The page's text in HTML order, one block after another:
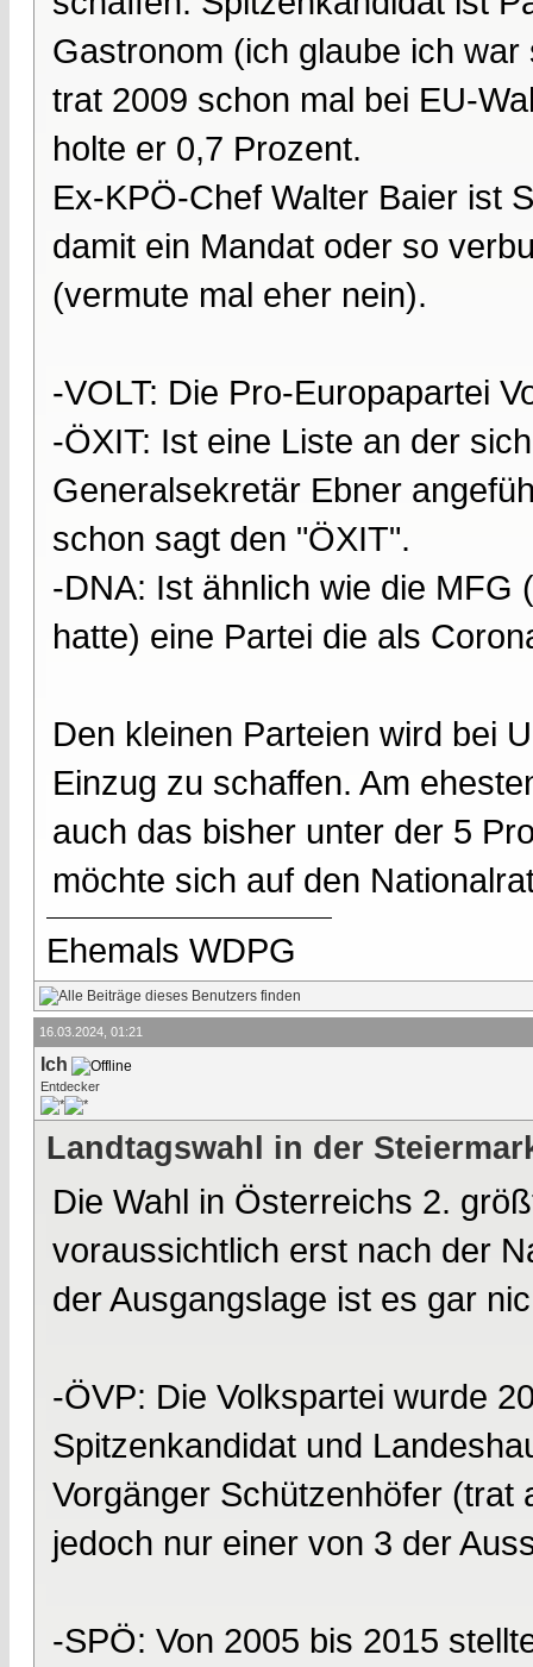
Gastronom (ich glaube ich
trat 2009 schon mal bei EU-
holte er 0,7 Prozent.
Ex-KPÖ-Chef Walter Baier ist
damit ein Mandat oder so
(vermute mal eher nein).
-VOLT: Die Pro-Europapartei
-ÖXIT: Ist eine Liste an der
Generalsekretär Ebner
schon sagt den "ÖXIT".
-DNA: Ist ähnlich wie die MFG
hatte) eine Partei die als
Den kleinen Parteien wird bei
Einzug zu schaffen. Am
auch das bisher unter der 5
möchte sich auf den
Ehemals WDPG
16.03.2024, 01:21
Ich
Entdecker
Landtagswahl in der
Die Wahl in Österreichs 2.
voraussichtlich erst nach der
der Ausgangslage ist es gar
-ÖVP: Die Volkspartei wurde
Spitzenkandidat und
Vorgänger Schützenhöfer
jedoch nur einer von 3 der
-SPÖ: Von 2005 bis 2015